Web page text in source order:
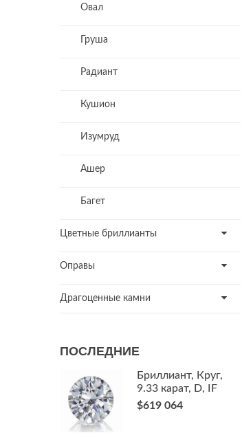
Овал
Груша
Радиант
Кушион
Изумруд
Ашер
Багет
Цветные бриллианты
Оправы
Драгоценные камни
ПОСЛЕДНИЕ
Бриллиант, Круг,
9.33 карат, D, IF
$619 064